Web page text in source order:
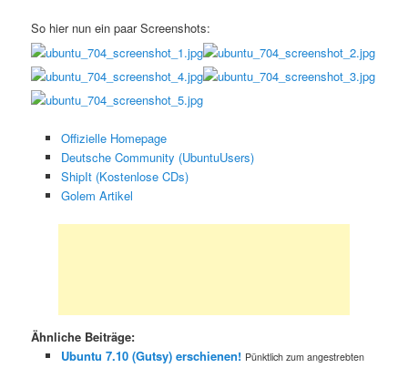
So hier nun ein paar Screenshots:
Offizielle Homepage
Deutsche Community (UbuntuUsers)
ShipIt (Kostenlose CDs)
Golem Artikel
Ähnliche Beiträge:
Ubuntu 7.10 (Gutsy) erschienen! Pünktlich zum angestrebten